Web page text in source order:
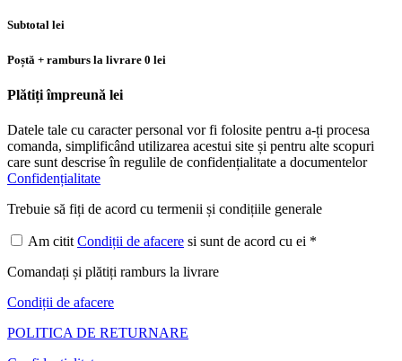
Subtotal lei
Poștă + ramburs la livrare 0 lei
Plătiți împreună lei
Datele tale cu caracter personal vor fi folosite pentru a-ți procesa
comanda, simplificând utilizarea acestui site și pentru alte scopuri
care sunt descrise în regulile de confidențialitate a documentelor
Confidențialitate
Trebuie să fiți de acord cu termenii și condițiile generale
Am citit Condiții de afacere si sunt de acord cu ei *
Comandați și plătiți ramburs la livrare
Condiții de afacere
POLITICA DE RETURNARE